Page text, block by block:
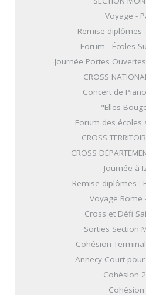
Voyage -
Remise diplômes
Forum - Écoles
Journée Portes
CROSS
Concert de
"Elles
Forum des écoles
CROSS
CROSS
Journée à
Remise diplômes :
Voyage Rome
Cross et Défi
Sorties Section
Cohésion
Annecy Court
Cohésion
Cohésion